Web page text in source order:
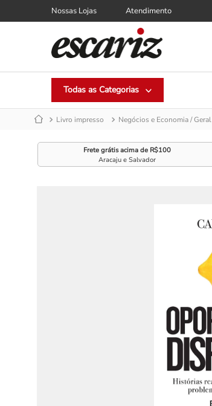
Nossas Lojas Atendimento
Livro impresso Negócios e Economia / Geral
Frete grátis acima de R$100
Aracaju e Salvador